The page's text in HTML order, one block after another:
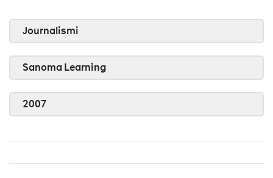
Journalismi
Sanoma Learning
2007